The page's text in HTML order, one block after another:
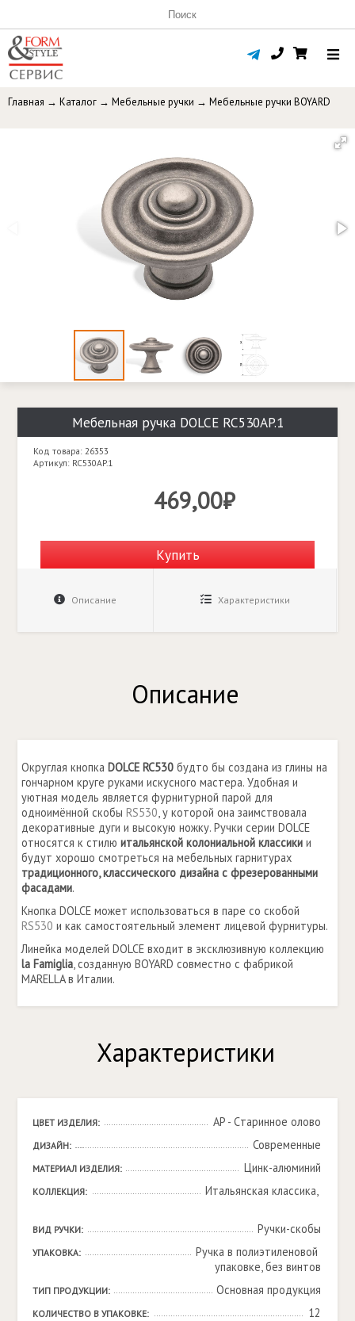
Главная → Каталог → Мебельные ручки → Мебельные ручки BOYARD
Мебельная ручка DOLCE RC530AP.1
Код товара: 26353
Артикул: RC530AP.1
469,00₽
Купить
Описание Характеристики
Описание
Округлая кнопка DOLCE RC530 будто бы создана из глины на
гончарном круге руками искусного ма­стера. Удобная и
уютная модель является фур­нитурной парой для
одноимённой скобы RS530, у которой она за­имствовала
декоративные дуги и высокую ножку. Ручки серии DOLCE
относятся к стилюитальянской колониальной классики и
будут хорошо смотреться на мебельных гарнитурах
традиционного, классического дизайна с фрезерованными
фасадами.
Кнопка DOLCE может использоваться в паре со скобой
RS530 и как самостоятельный элемент лицевой фурнитуры.
Линейка моделей DOLCE входит в эксклюзивную коллекцию
la Famiglia, созданную BOYARD совместно с фабрикой
MARELLA в Италии.
Характеристики
ЦВЕТ ИЗДЕЛИЯ: AP - Cтаринное олово
ДИЗАЙН: Современные
МАТЕРИАЛ ИЗДЕЛИЯ: Цинк-алюминий
КОЛЛЕКЦИЯ: Итальянская классика,
ВИД РУЧКИ: Ручки-скобы
УПАКОВКА:
Ручка в полиэтиленовой
упаковке, без винтов
ТИП ПРОДУКЦИИ: Основная продукция
КОЛИЧЕСТВО В УПАКОВКЕ: 12